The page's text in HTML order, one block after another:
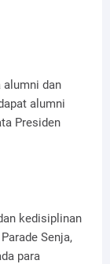
alumni dan
alumni
Presiden
kedisiplinan
Senja,
para